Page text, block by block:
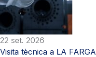
22 set. 2026
Visita tècnica a LA FARGA